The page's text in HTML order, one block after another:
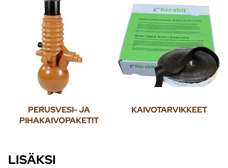
PERUSVESI- JA
PIHAKAIVOPAKETIT
KAIVOTARVIKKEET
LISÄKSI